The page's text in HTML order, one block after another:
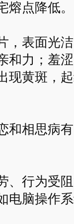
熔点降低。
，表面光
和力；羞
现黄斑，
和相思病
、行为受
电脑操作